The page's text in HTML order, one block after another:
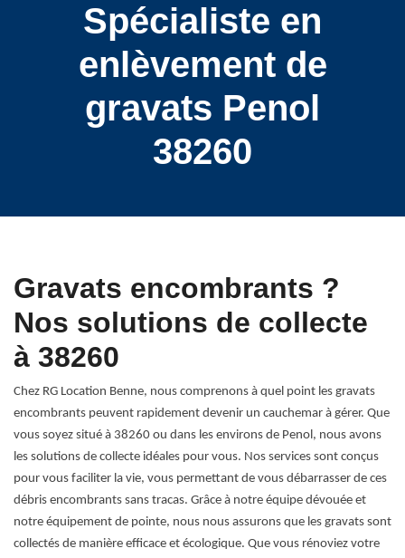
Spécialiste en
enlèvement de
gravats Penol
38260
Gravats encombrants ?
Nos solutions de collecte
à 38260
Chez RG Location Benne, nous comprenons à quel point les gravats
encombrants peuvent rapidement devenir un cauchemar à gérer. Que
vous soyez situé à 38260 ou dans les environs de Penol, nous avons
les solutions de collecte idéales pour vous. Nos services sont conçus
pour vous faciliter la vie, vous permettant de vous débarrasser de ces
débris encombrants sans tracas. Grâce à notre équipe dévouée et
notre équipement de pointe, nous nous assurons que les gravats sont
collectés de manière efficace et écologique. Que vous rénoviez votre